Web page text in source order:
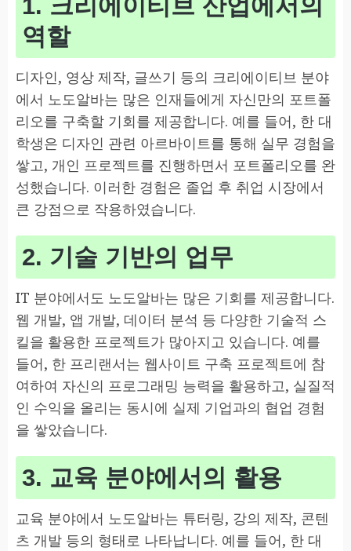
1. 크리에이티브 산업에서의
역할
디자인, 영상 제작, 글쓰기 등의 크리에이티브 분야
에서 노도알바는 많은 인재들에게 자신만의 포트폴
리오를 구축할 기회를 제공합니다. 예를 들어, 한 대
학생은 디자인 관련 아르바이트를 통해 실무 경험을
쌓고, 개인 프로젝트를 진행하면서 포트폴리오를 완
성했습니다. 이러한 경험은 졸업 후 취업 시장에서
큰 강점으로 작용하였습니다.
2. 기술 기반의 업무
IT 분야에서도 노도알바는 많은 기회를 제공합니다.
웹 개발, 앱 개발, 데이터 분석 등 다양한 기술적 스
킬을 활용한 프로젝트가 많아지고 있습니다. 예를
들어, 한 프리랜서는 웹사이트 구축 프로젝트에 참
여하여 자신의 프로그래밍 능력을 활용하고, 실질적
인 수익을 올리는 동시에 실제 기업과의 협업 경험
을 쌓았습니다.
3. 교육 분야에서의 활용
교육 분야에서 노도알바는 튜터링, 강의 제작, 콘텐
츠 개발 등의 형태로 나타납니다. 예를 들어, 한 대